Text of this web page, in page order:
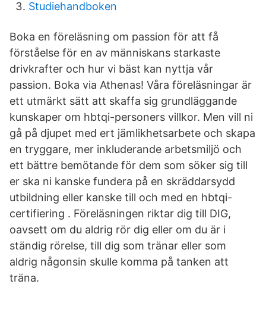
Studiehandboken
Boka en föreläsning om passion för att få
förståelse för en av människans starkaste
drivkrafter och hur vi bäst kan nyttja vår
passion. Boka via Athenas! Våra föreläsningar är
ett utmärkt sätt att skaffa sig grundläggande
kunskaper om hbtqi-personers villkor. Men vill ni
gå på djupet med ert jämlikhetsarbete och skapa
en tryggare, mer inkluderande arbetsmiljö och
ett bättre bemötande för dem som söker sig till
er ska ni kanske fundera på en skräddarsydd
utbildning eller kanske till och med en hbtqi-
certifiering . Föreläsningen riktar dig till DIG,
oavsett om du aldrig rör dig eller om du är i
ständig rörelse, till dig som tränar eller som
aldrig någonsin skulle komma på tanken att
träna.